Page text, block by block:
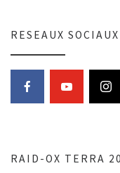
RESEAUX SOCIAUX
RAID-OX TERRA